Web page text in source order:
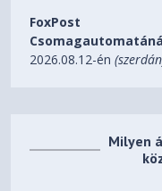
FoxPost
2026.08.12-én
Milyen